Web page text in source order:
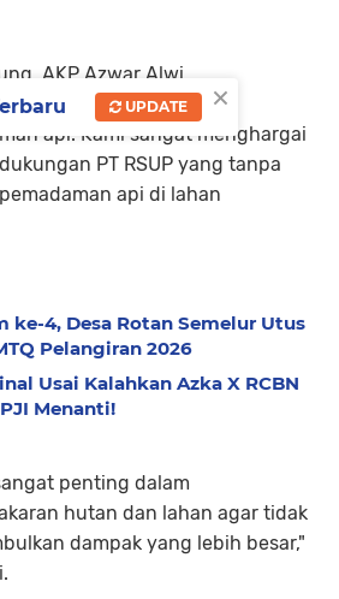
AKP Azwar Alwi,
cepat PT RSUP dalam
api. Kami sangat menghargai
PT RSUP yang tanpa
api di lahan
ke-4, Desa Rotan Semelur Utus
Pelangiran 2026
Usai Kalahkan Azka X RCBN
Menanti!
penting dalam
hutan dan lahan agar tidak
dampak yang lebih besar,"
×
UPDATE